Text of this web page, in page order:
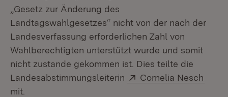
„Gesetz zur Änderung des
Landtagswahlgesetzes“ nicht von der nach der
Landesverfassung erforderlichen Zahl von
Wahlberechtigten unterstützt wurde und somit
nicht zustande gekommen ist. Dies teilte die
Landesabstimmungsleiterin
Extern:
Cornelia Nesch
mit.